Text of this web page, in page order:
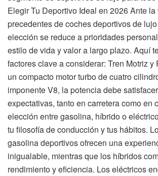
Elegir Tu Deportivo Ideal en 2026 Ante
precedentes de coches deportivos de
elección se reduce a prioridades
estilo de vida y valor a largo plazo. Aquí
factores clave a considerar: Tren Motriz y
un compacto motor turbo de cuatro
imponente V8, la potencia debe
expectativas, tanto en carretera como en
elección entre gasolina, híbrido o
tu filosofía de conducción y tus hábitos.
gasolina deportivos ofrecen una
inigualable, mientras que los híbridos
rendimiento y eficiencia. Los eléctricos